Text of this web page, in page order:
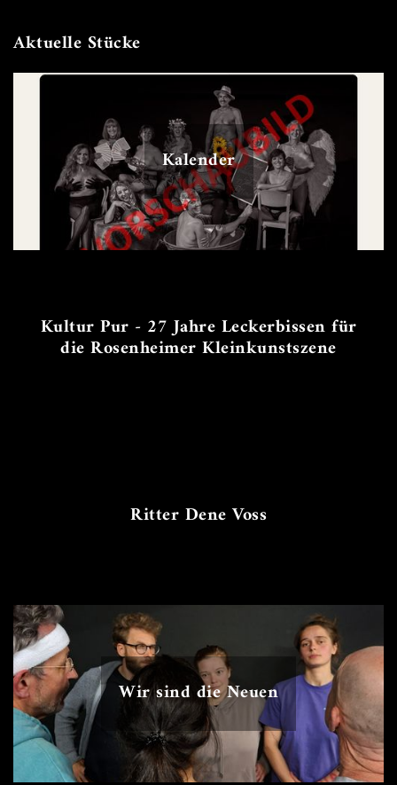
Aktuelle Stücke
Kalender
Kultur Pur - 27 Jahre Leckerbissen für
die Rosenheimer Kleinkunstszene
Ritter Dene Voss
Wir sind die Neuen